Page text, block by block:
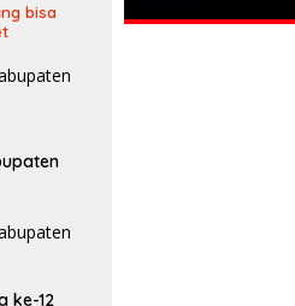
bisa
ke-12